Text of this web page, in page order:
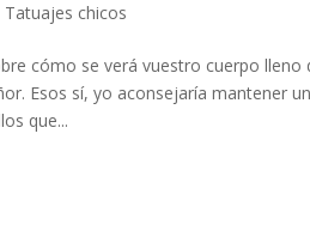
Tatuajes chicos
cómo se verá vuestro cuerpo
Esos sí, yo aconsejaría mantener
que...